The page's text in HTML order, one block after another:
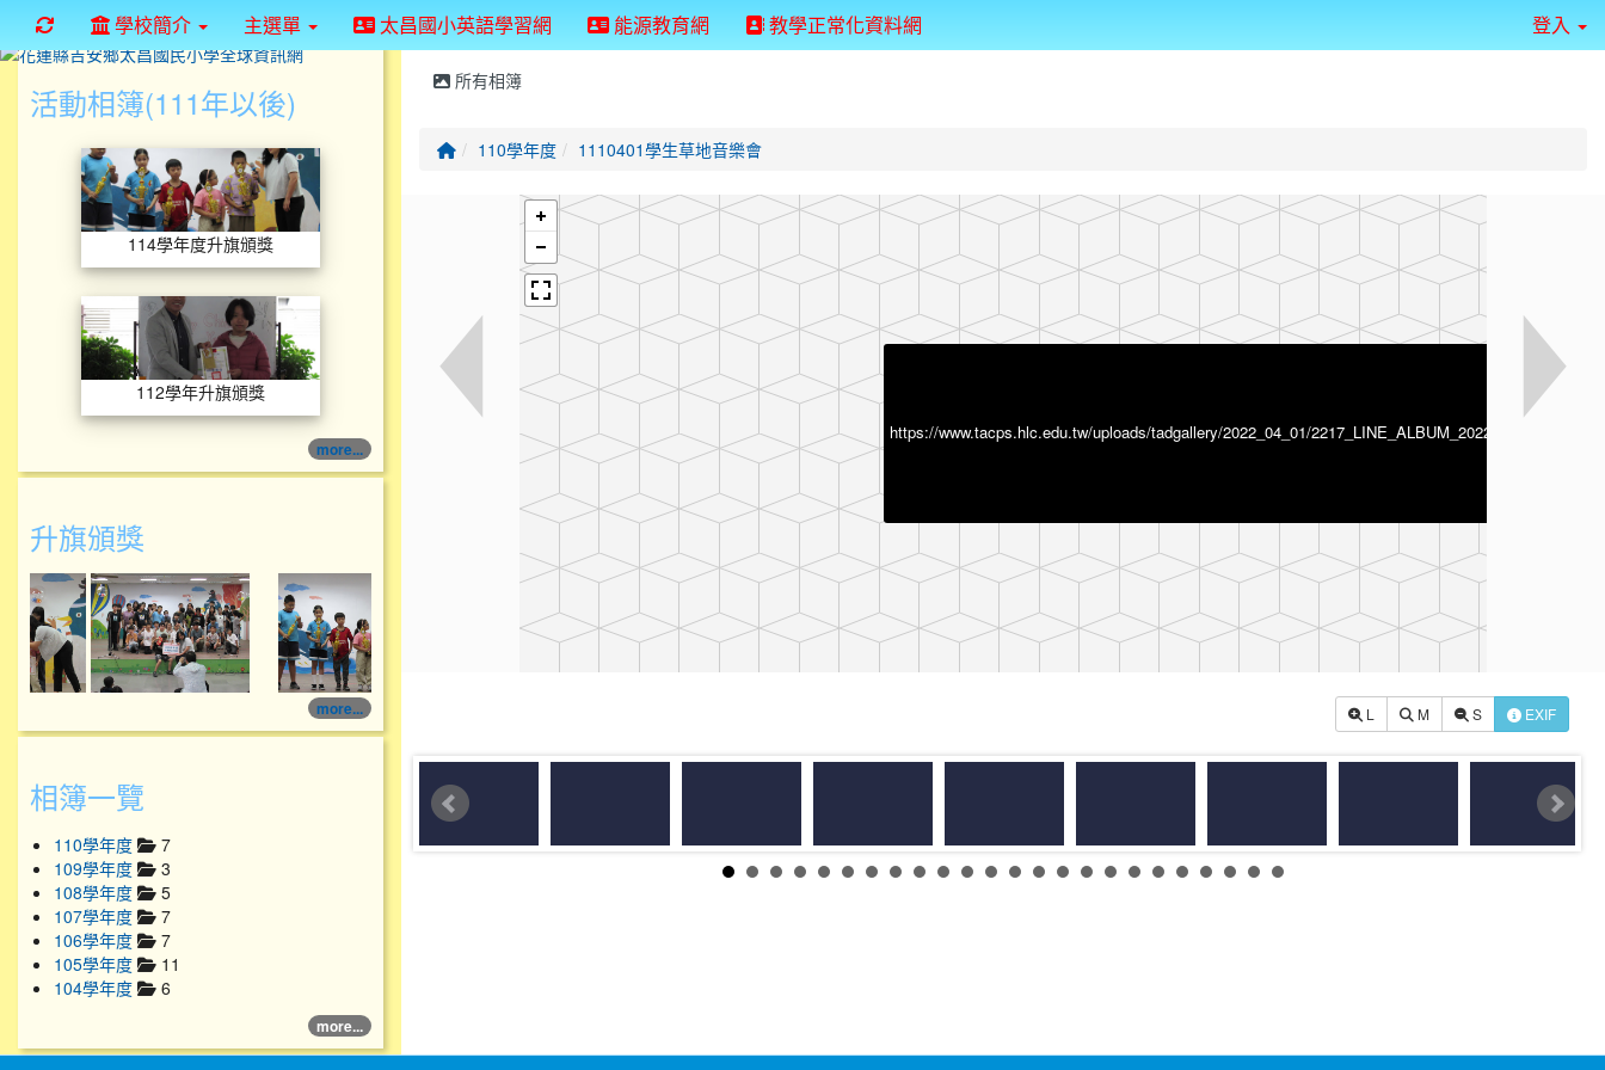
重新取得佈景設定
學校簡介 主選單 太昌國小英語學習網 能源教育網 教學正常化資料網 登入
所有相簿
回首頁110學年度 1110401學生草地音樂會
https://www.tacps.hlc.edu.tw/uploads/tadgallery/2022_04_01/
L M S EXIF
活動相簿(111年以後)
114學年度升旗頒獎
114學年度升旗頒獎
112學年升旗頒獎
112學年升旗頒獎
more...
升旗頒獎
114學年度升旗頒獎 114學年度升旗頒獎 114學年度升旗頒獎 114學年度升旗頒獎 114學年度升旗頒獎 114學年度升旗頒獎
more...
相簿一覽
110學年度
7
109學年度
3
108學年度
5
107學年度
7
106學年度
7
105學年度
11
104學年度
6
more...